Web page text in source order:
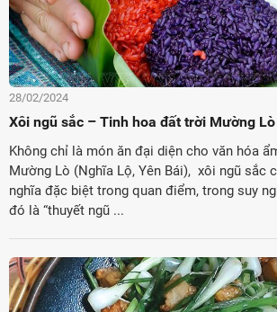
28/02/2024
Xôi ngũ sắc – Tinh hoa đất trời Mường Lò
Không chỉ là món ăn đại diện cho văn hóa
Mường Lò (Nghĩa Lộ, Yên Bái), xôi ngũ sắc
nghĩa đặc biệt trong quan điểm, trong suy
đó là “thuyết ngũ ...